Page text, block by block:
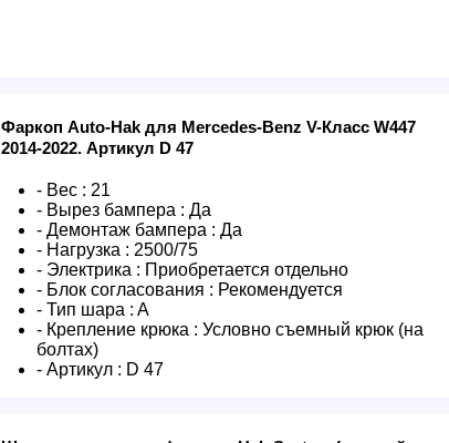
Фаркоп Auto-Hak для Mercedes-Benz V-Класс W447
2014-2022. Артикул D 47
- Вес : 21
- Вырез бампера : Да
- Демонтаж бампера : Да
- Нагрузка : 2500/75
- Электрика : Приобретается отдельно
- Блок согласования : Рекомендуется
- Тип шара : A
- Крепление крюка : Условно съемный крюк (на
болтах)
- Артикул : D 47